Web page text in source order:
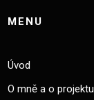
MENU
Úvod
O mně a o projektu